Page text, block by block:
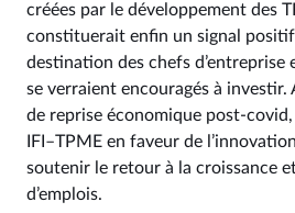
créées par le développement des
constituerait enfin un signal positif
destination des chefs d’entreprise
se verraient encouragés à
de reprise économique post-covid,
IFI–TPME en faveur de
soutenir le retour à la croissance
d’emplois.